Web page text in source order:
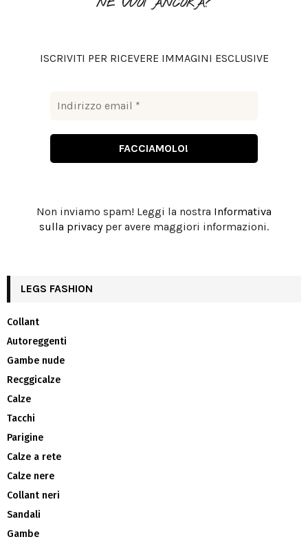
NE VUOI ANCORA?
ISCRIVITI PER RICEVERE IMMAGINI ESCLUSIVE
Non inviamo spam! Leggi la nostra Informativa
sulla privacyper avere maggiori informazioni.
LEGS FASHION
Collant
Autoreggenti
Gambe nude
Recggicalze
Calze
Tacchi
Parigine
Calze a rete
Calze nere
Collant neri
Sandali
Gambe